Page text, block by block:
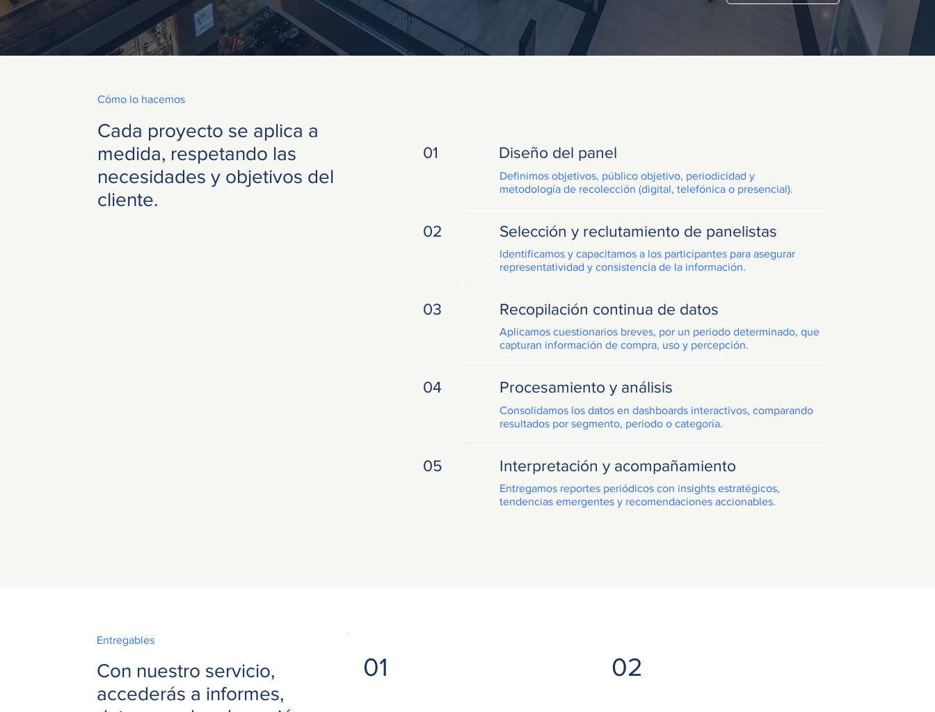
Cómo lo hacemos
Cada proyecto se aplica a
medida, respetando las
necesidades y objetivos del
cliente.
01 Diseño del panel
Definimos objetivos, público objetivo, periodicidad y
metodología de recolección (digital, telefónica o presencial).
02 Selección y reclutamiento de panelistas
Identificamos y capacitamos a los participantes para asegurar
representatividad y consistencia de la información.
03 Recopilación continua de datos
Aplicamos cuestionarios breves, por un periodo determinado, que
capturan información de compra, uso y percepción.
04 Procesamiento y análisis
Consolidamos los datos en dashboards interactivos, comparando
resultados por segmento, periodo o categoría.
05 Interpretación y acompañamiento
Entregamos reportes periódicos con insights estratégicos,
tendencias emergentes y recomendaciones accionables.
Entregables
Con nuestro servicio,
accederás a informes,
01 02